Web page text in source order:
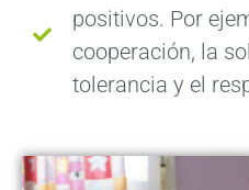
positivos. Por
cooperación, la
tolerancia y el